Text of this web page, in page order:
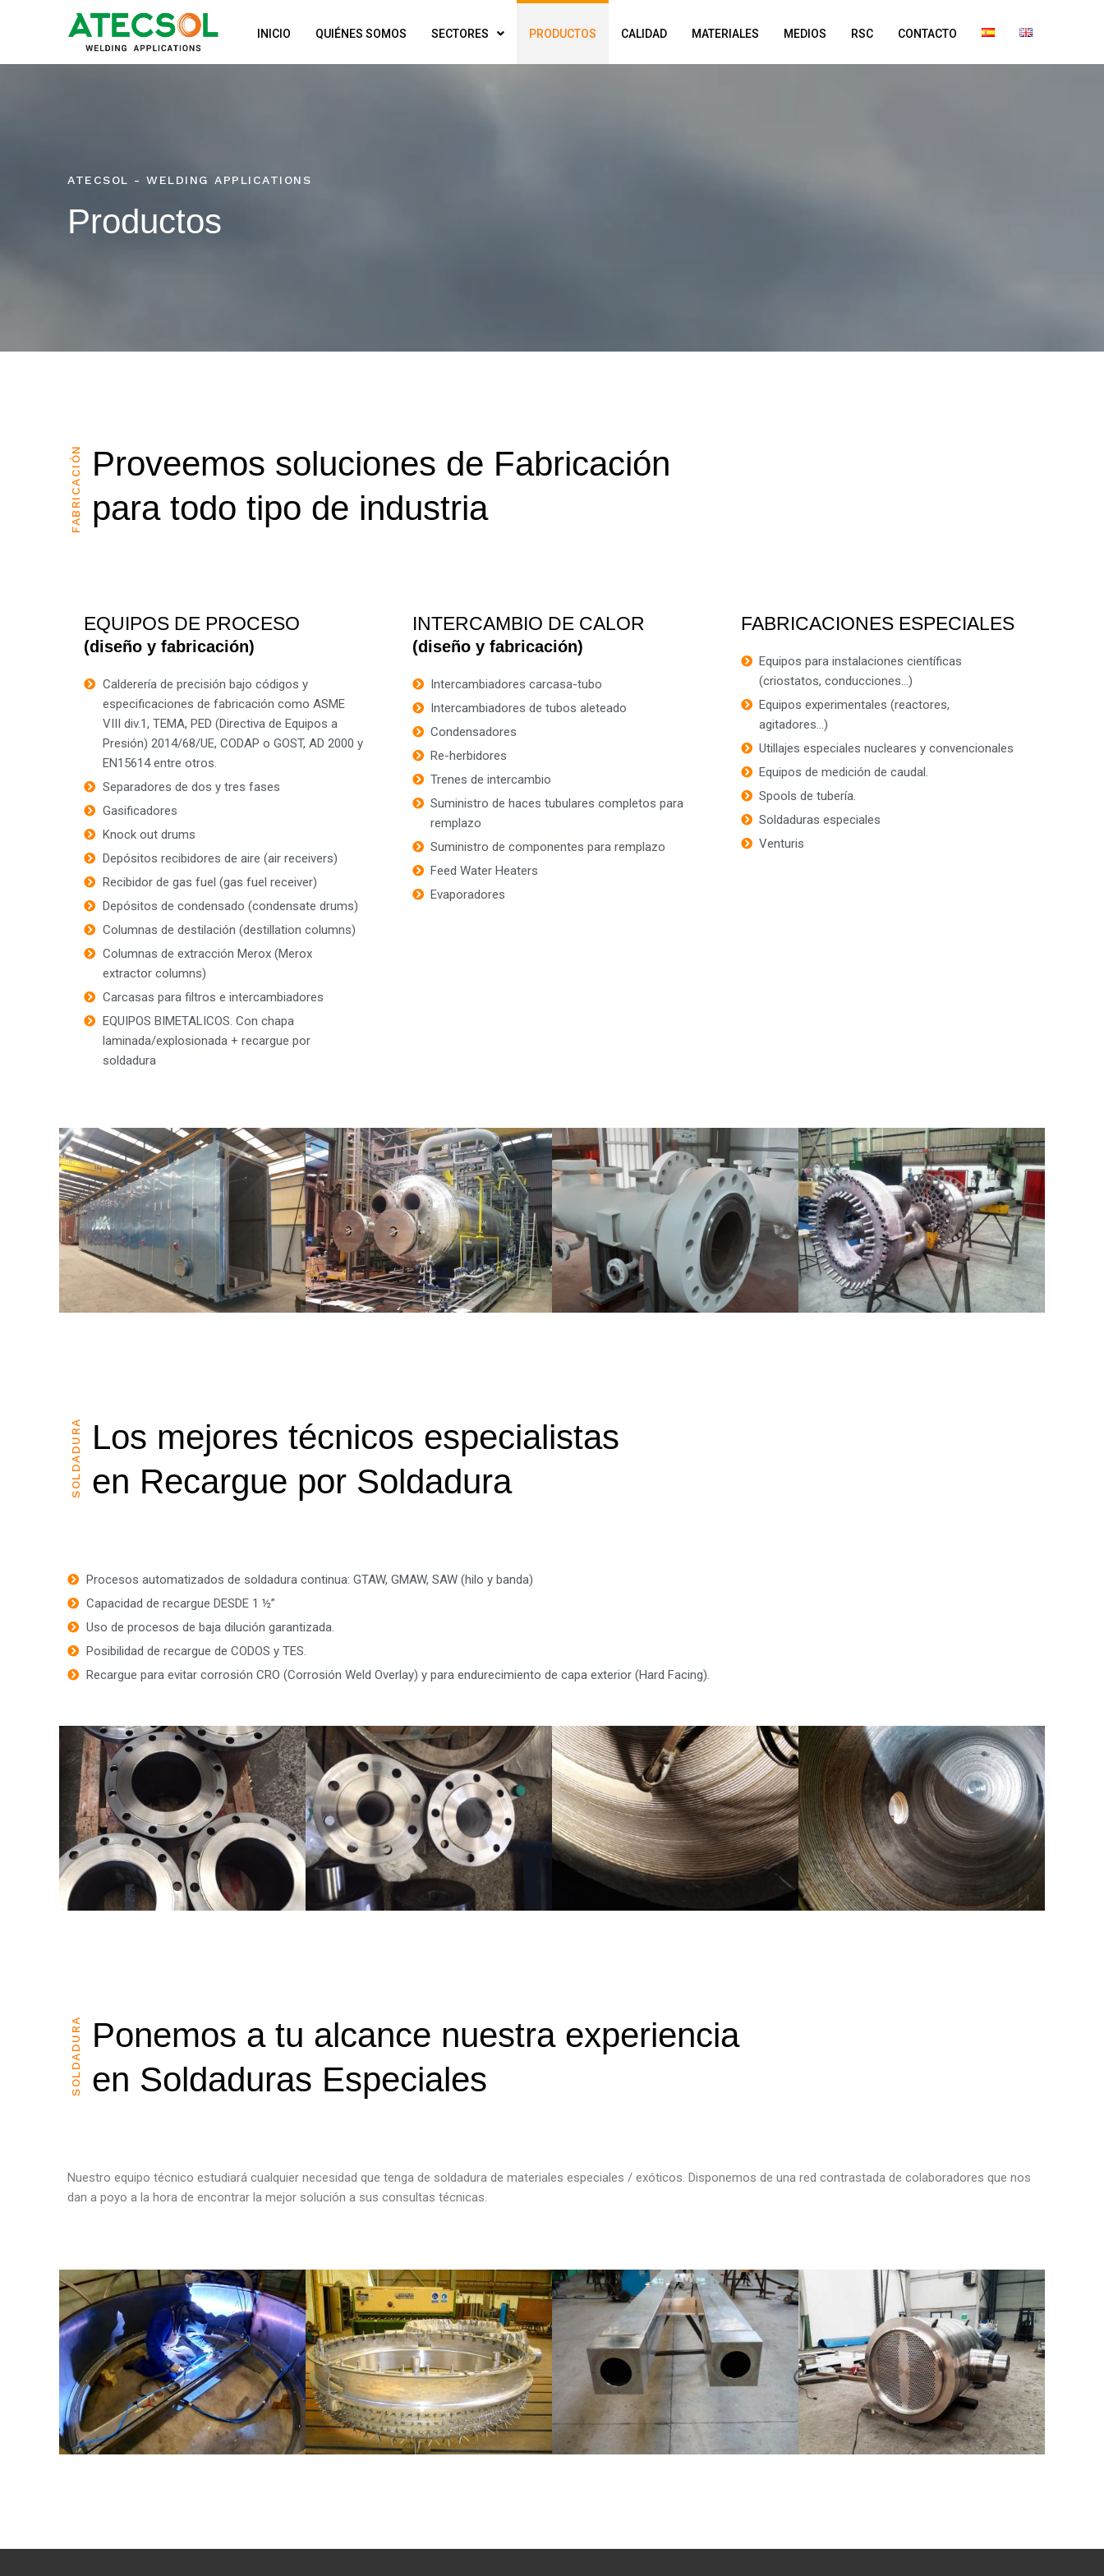
INICIO QUIÉNES SOMOS SECTORES PRODUCTOS CALIDAD MATERIALES MEDIOS RSC CONTACTO
ATECSOL - WELDING APPLICATIONS
Productos
FABRICACIÓN Proveemos soluciones de Fabricación
para todo tipo de industria
EQUIPOS DE PROCESO
(diseño y fabricación)
Calderería de precisión bajo códigos y
especificaciones de fabricación como ASME
VIII div.1, TEMA, PED (Directiva de Equipos a
Presión) 2014/68/UE, CODAP o GOST, AD 2000 y
EN15614 entre otros.
Separadores de dos y tres fases
Gasificadores
Knock out drums
Depósitos recibidores de aire (air receivers)
Recibidor de gas fuel (gas fuel receiver)
Depósitos de condensado (condensate drums)
Columnas de destilación (destillation columns)
Columnas de extracción Merox (Merox
extractor columns)
Carcasas para filtros e intercambiadores
EQUIPOS BIMETALICOS. Con chapa
laminada/explosionada + recargue por
soldadura
INTERCAMBIO DE CALOR
(diseño y fabricación)
Intercambiadores carcasa-tubo
Intercambiadores de tubos aleteado
Condensadores
Re-herbidores
Trenes de intercambio
Suministro de haces tubulares completos para
remplazo
Suministro de componentes para remplazo
Feed Water Heaters
Evaporadores
FABRICACIONES ESPECIALES
Equipos para instalaciones científicas
(criostatos, conducciones...)
Equipos experimentales (reactores,
agitadores...)
Utillajes especiales nucleares y convencionales
Equipos de medición de caudal.
Spools de tubería.
Soldaduras especiales
Venturis
SOLDADURA Los mejores técnicos especialistas
en Recargue por Soldadura
Procesos automatizados de soldadura continua: GTAW, GMAW, SAW (hilo y banda)
Capacidad de recargue DESDE 1 ½”
Uso de procesos de baja dilución garantizada.
Posibilidad de recargue de CODOS y TES.
Recargue para evitar corrosión CRO (Corrosión Weld Overlay) y para endurecimiento de capa exterior (Hard Facing).
SOLDADURA Ponemos a tu alcance nuestra experiencia
en Soldaduras Especiales
Nuestro equipo técnico estudiará cualquier necesidad que tenga de soldadura de materiales especiales / exóticos. Disponemos de una red contrastada de colaboradores que nos
dan a poyo a la hora de encontrar la mejor solución a sus consultas técnicas.